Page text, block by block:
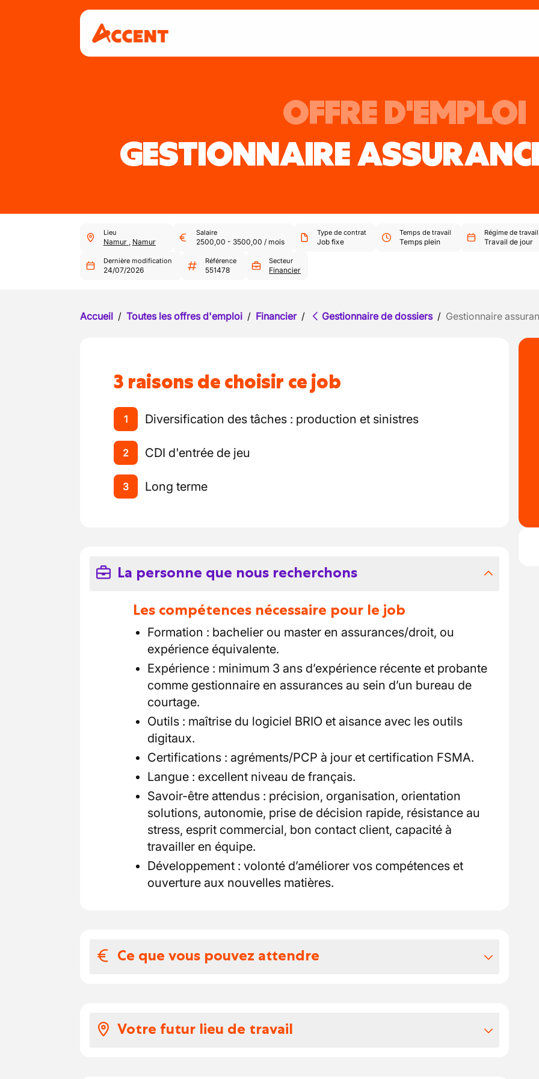
OFFRE D'EMPLOI
GESTIONNAIRE
Lieu
Namur , Namur
Salaire
2500,00 - 3500,00 / mois
Type de contrat
Job fixe
Temps de travail
Temps plein
Régime de travail
Travail de jour
Dernière modification
24/07/2026
Référence
551478
Secteur
Financier
Accueil / Toutes les offres d'emploi / Financier / Gestionnaire de dossiers / Gestionnaire
3 raisons de choisir ce job
1 Diversification des tâches : production et sinistres
2 CDI d'entrée de jeu
3 Long terme
La personne que nous recherchons
Les compétences nécessaire pour le job
Formation : bachelier ou master en assurances/droit, ou
expérience équivalente.
Expérience : minimum 3 ans d’expérience récente et probante
comme gestionnaire en assurances au sein d’un bureau de
courtage.
Outils : maîtrise du logiciel BRIO et aisance avec les outils
digitaux.
Certifications : agréments/PCP à jour et certification FSMA.
Langue : excellent niveau de français.
Savoir-être attendus : précision, organisation, orientation
solutions, autonomie, prise de décision rapide, résistance au
stress, esprit commercial, bon contact client, capacité à
travailler en équipe.
Développement : volonté d’améliorer vos compétences et
ouverture aux nouvelles matières.
Ce que vous pouvez attendre
Type de contrat : CDI
Votre futur lieu de travail